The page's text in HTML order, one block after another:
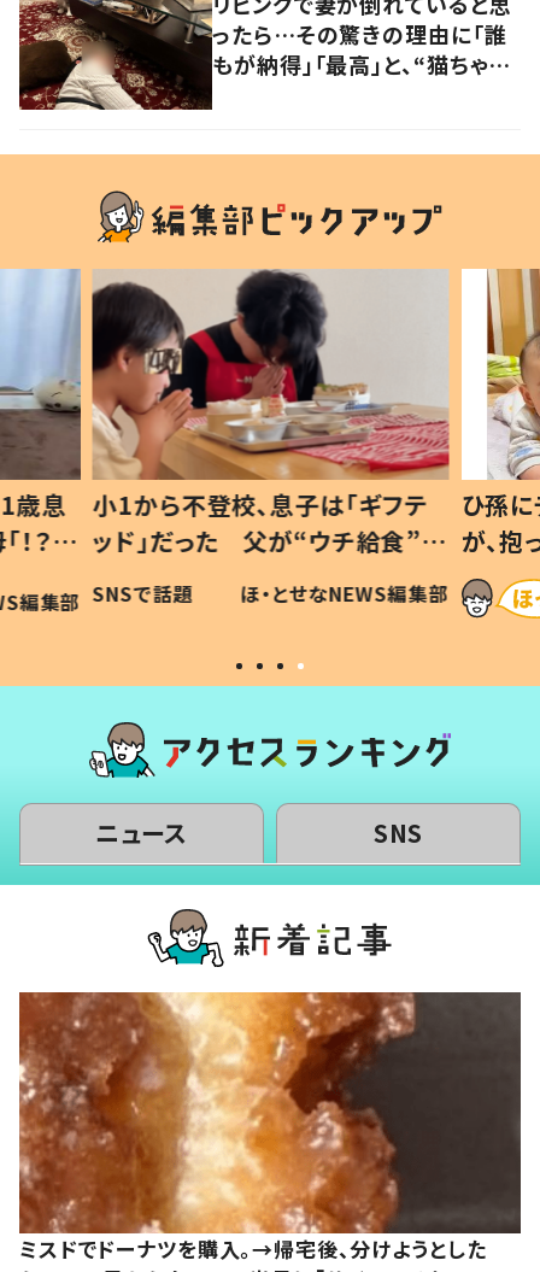
ったら…その驚きの理由に「誰
もが納得」「最高」と、“猫ちゃん
歳息
？」
編集部
小1から不登校、息子は「ギフテ
ッド」だった 父が“ウチ給食”を
作り続ける理由とは #令和の親
#令和の子
SNSで話題 ほ・とせなNEWS編集部
ひ孫
が、
「涙が
い」
ニュース SNS
ミスドでドーナツを購入。→帰宅後、分けようとした